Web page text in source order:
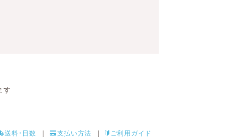
す
送料･日数 支払い方法 ご利用ガイド